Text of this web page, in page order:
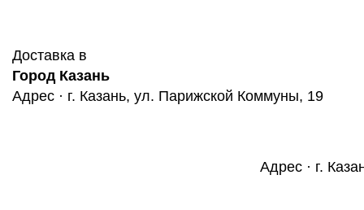
Доставка в
Город Казань
Адрес · г. Казань, ул. Парижской Коммуны, 19
Адрес · г.